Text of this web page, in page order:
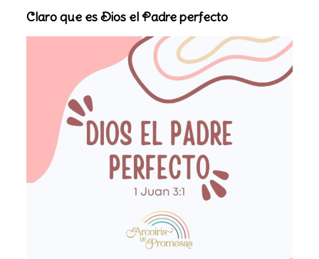
Claro que es Dios el Padre perfecto